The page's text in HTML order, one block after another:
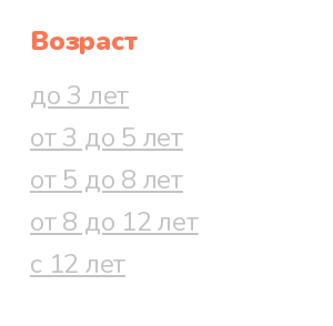
Возраст
до 3 лет
от 3 до 5 лет
от 5 до 8 лет
от 8 до 12 лет
с 12 лет